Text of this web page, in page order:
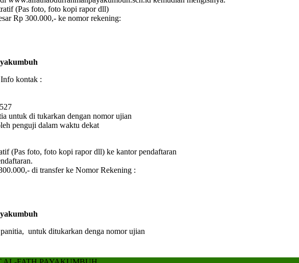
(Pas foto, foto kopi rapor dll)
Rp 300.000,- ke nomor rekening:
kontak :
untuk di tukarkan dengan nomor ujian
penguji dalam waktu dekat
(Pas foto, foto kopi rapor dll) ke kantor pendaftaran
di transfer ke Nomor Rekening :
untuk ditukarkan denga nomor ujian